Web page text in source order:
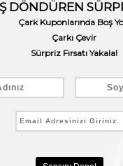
38 39 40
price goes